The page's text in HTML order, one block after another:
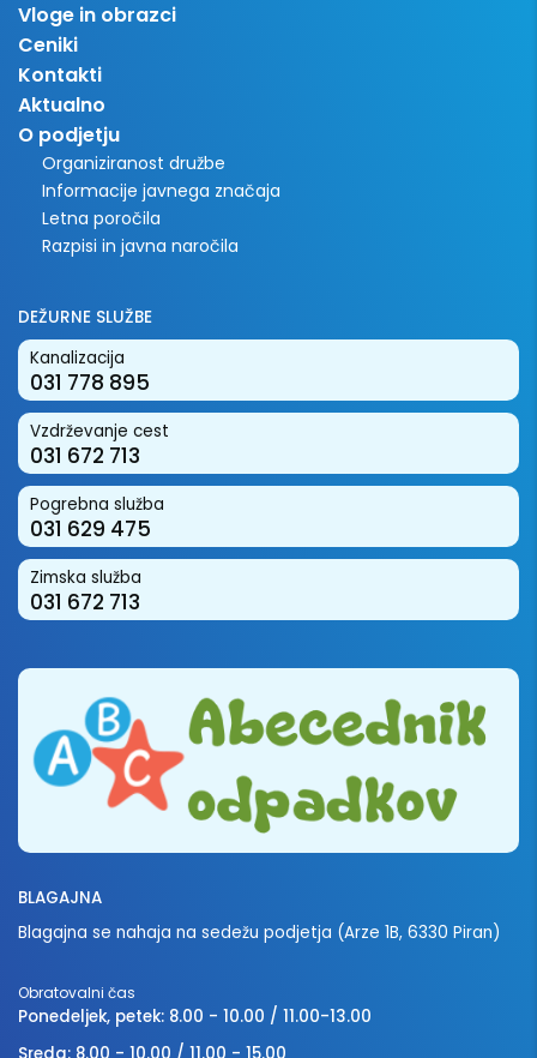
Vloge in obrazci
Ceniki
Kontakti
Aktualno
O podjetju
Organiziranost družbe
Informacije javnega značaja
Letna poročila
Razpisi in javna naročila
DEŽURNE SLUŽBE
Kanalizacija
031 778 895
Vzdrževanje cest
031 672 713
Pogrebna služba
031 629 475
Zimska služba
031 672 713
BLAGAJNA
Blagajna se nahaja na sedežu podjetja (Arze 1B, 6330 Piran)
Obratovalni čas
Ponedeljek, petek: 8.00 - 10.00 / 11.00-13.00
Sreda: 8.00 - 10.00 / 11.00 - 15.00